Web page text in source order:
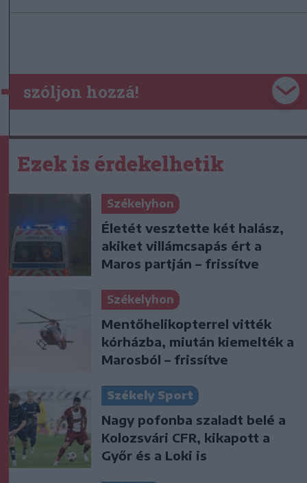
szóljon hozzá!
Ezek is érdekelhetik
Székelyhon
Életét vesztette két halász,
akiket villámcsapás ért a
Maros partján – frissítve
Székelyhon
Mentőhelikopterrel vitték
kórházba, miután kiemelték a
Marosból – frissítve
Székely Sport
Nagy pofonba szaladt belé a
Kolozsvári CFR, kikapott a
Győr és a Loki is